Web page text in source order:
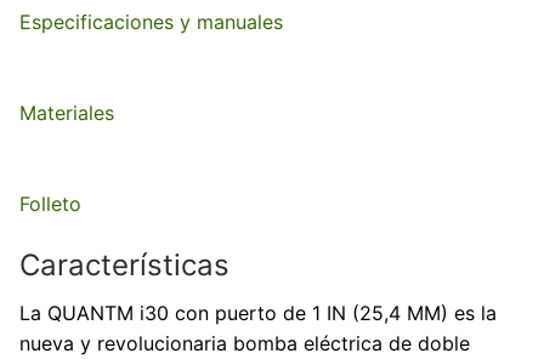
Especificaciones y manuales
Materiales
Folleto
Características
La QUANTM i30 con puerto de 1 IN (25,4 MM) es la
nueva y revolucionaria bomba eléctrica de doble